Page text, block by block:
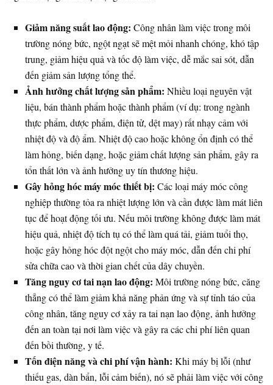
Giảm năng suất lao động: Công nhân làm việc trong môi
trường nóng bức, ngột ngạt sẽ mệt mỏi nhanh chóng, khó tập
trung, giảm hiệu quả và tốc độ làm việc, dễ mắc sai sót, dẫn
đến giảm sản lượng tổng thể.
Ảnh hưởng chất lượng sản phẩm: Nhiều loại nguyên vật
liệu, bán thành phẩm hoặc thành phẩm (ví dụ: trong ngành
thực phẩm, dược phẩm, điện tử, dệt may) rất nhạy cảm với
nhiệt độ và độ ẩm. Nhiệt độ cao hoặc không ổn định có thể
làm hỏng, biến dạng, hoặc giảm chất lượng sản phẩm, gây ra
tổn thất lớn và ảnh hưởng uy tín thương hiệu.
Gây hỏng hóc máy móc thiết bị: Các loại máy móc công
nghiệp thường tỏa ra nhiệt lượng lớn và cần được làm mát liên
tục để hoạt động tối ưu. Nếu môi trường không được làm mát
hiệu quả, nhiệt độ tích tụ có thể làm quá tải, giảm tuổi thọ,
hoặc gây hỏng hóc đột ngột cho máy móc, dẫn đến chi phí
sửa chữa cao và thời gian chết của dây chuyền.
Tăng nguy cơ tai nạn lao động: Môi trường nóng bức, căng
thẳng có thể làm giảm khả năng phản ứng và sự tỉnh táo của
công nhân, tăng nguy cơ xảy ra tai nạn lao động, ảnh hưởng
đến an toàn tại nơi làm việc và gây ra các chi phí liên quan
đến bồi thường, y tế.
Tốn điện năng và chi phí vận hành: Khi máy bị lỗi (như
thiếu gas, dàn bẩn, lỗi cảm biến), nó sẽ phải làm việc với công